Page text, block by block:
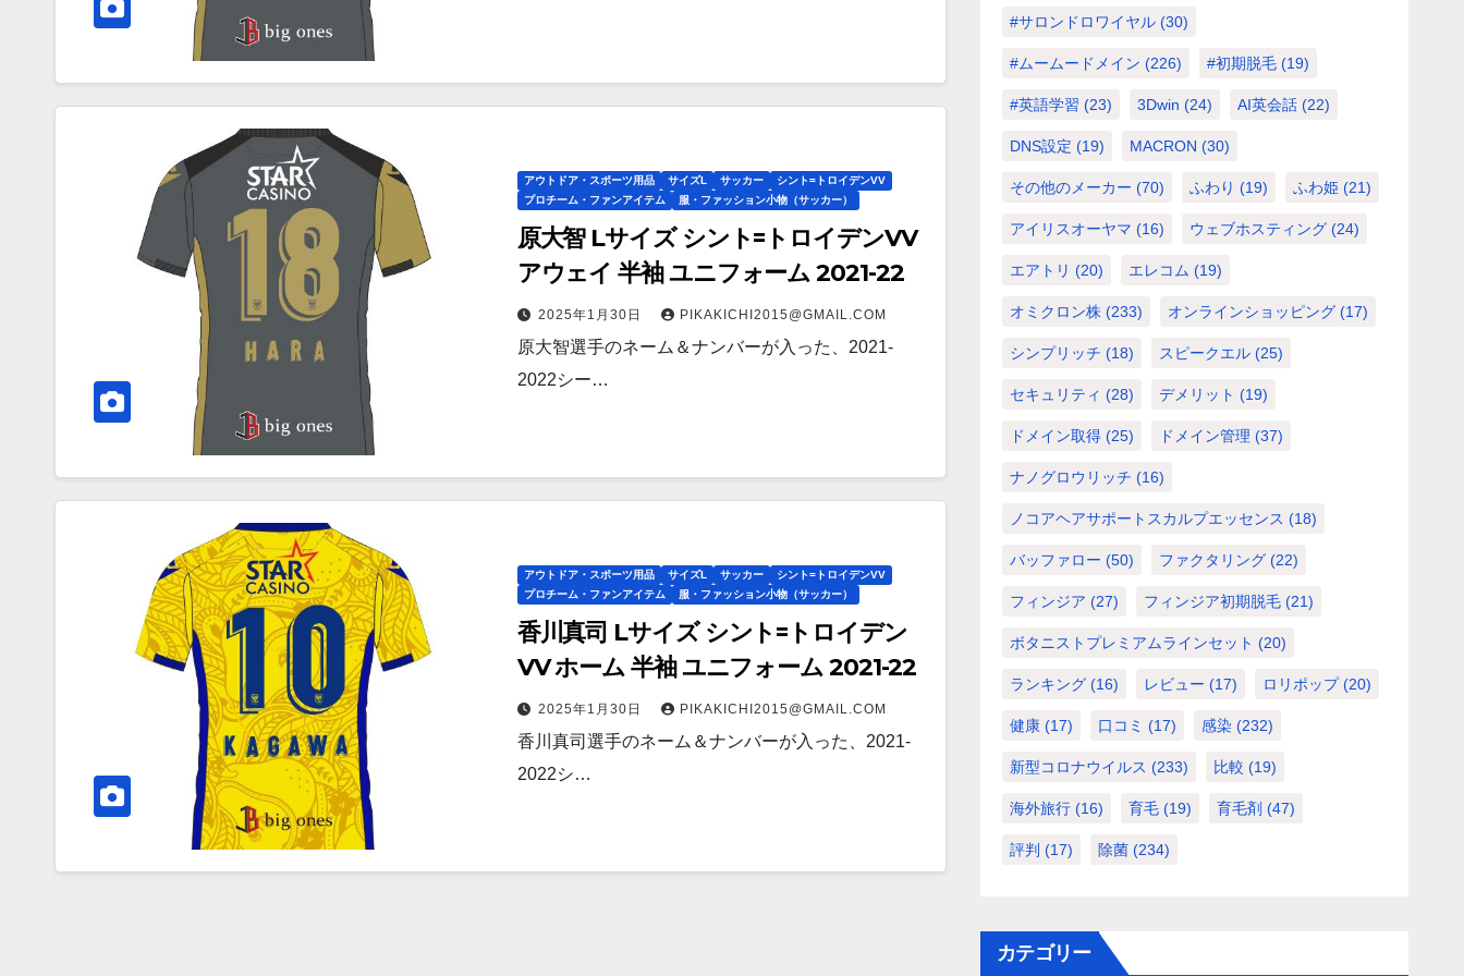
アウトドア・スポーツ用品 サイズL サッカー
シント=トロイデンVV
プロチーム・ファンアイテム
服・ファッション小物（サッカー）
原大智 Lサイズ シント=トロイデンVV
アウェイ 半袖 ユニフォーム 2021-22
2025年1月30日 PIKAKICHI2015@GMAIL.COM
原大智選手のネーム＆ナンバーが入った、2021-
2022シー…
アウトドア・スポーツ用品 サイズL サッカー
シント=トロイデンVV
プロチーム・ファンアイテム
服・ファッション小物（サッカー）
香川真司 Lサイズ シント=トロイデン
VV ホーム 半袖 ユニフォーム 2021-22
2025年1月30日 PIKAKICHI2015@GMAIL.COM
香川真司選手のネーム＆ナンバーが入った、2021-
2022シ…
#サロンドロワイヤル (30)
#ムームードメイン (226) #初期脱毛 (19)
#英語学習 (23) 3Dwin (24) AI英会話 (22)
DNS設定 (19) MACRON (30)
その他のメーカー (70) ふわり (19) ふわ姫 (21)
アイリスオーヤマ (16) ウェブホスティング (24)
エアトリ (20) エレコム (19)
オミクロン株 (233) オンラインショッピング (17)
シンプリッチ (18) スピークエル (25)
セキュリティ (28) デメリット (19)
ドメイン取得 (25) ドメイン管理 (37)
ナノグロウリッチ (16)
ノコアヘアサポートスカルプエッセンス (18)
バッファロー (50) ファクタリング (22)
フィンジア (27) フィンジア初期脱毛 (21)
ボタニストプレミアムラインセット (20)
ランキング (16) レビュー (17) ロリポップ(20)
健康 (17) 口コミ (17) 感染 (232)
新型コロナウイルス (233) 比較 (19)
海外旅行 (16) 育毛 (19) 育毛剤 (47)
評判 (17) 除菌 (234)
カテゴリー